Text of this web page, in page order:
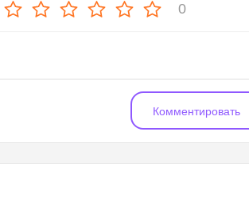
0
Комментировать